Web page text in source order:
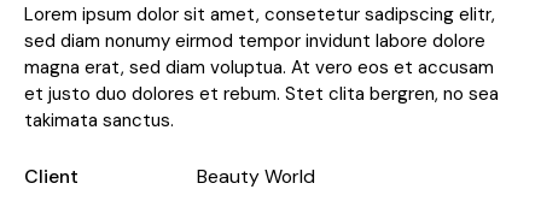
Lorem ipsum dolor sit amet, consetetur sadipscing elitr,
sed diam nonumy eirmod tempor invidunt labore dolore
magna erat, sed diam voluptua. At vero eos et accusam
et justo duo dolores et rebum. Stet clita bergren, no sea
takimata sanctus.
Client
Beauty World